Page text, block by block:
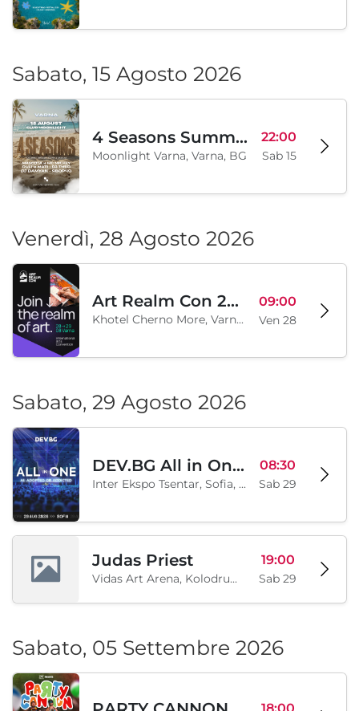
Sabato, 15 Agosto 2026
4 Seasons Summer Edition
Moonlight Varna, Varna, BG
22:00
Sab 15
Venerdì, 28 Agosto 2026
Art Realm Con 2026
Khotel Cherno More, Varna, BG
09:00
Ven 28
Sabato, 29 Agosto 2026
DEV.BG All in One 2026
Inter Ekspo Tsentar, Sofia, BG
08:30
Sab 29
Judas Priest
Vidas Art Arena, Kolodrum, Borisova gradina, Sofia, BG
19:00
Sab 29
Sabato, 05 Settembre 2026